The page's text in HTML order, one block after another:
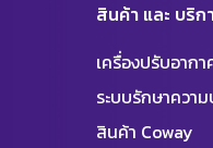
สินค้า และ บริก
เครื่องปรับอากา
ระบบรักษาควา
สินค้า Coway